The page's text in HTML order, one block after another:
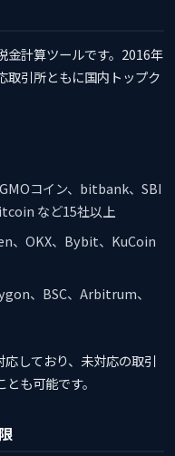
金計算ツールです。2016年
取引所ともに国内トップク
コイン、bitbank、SBI
など15社以上
、OKX、Bybit、KuCoin
、BSC、Arbitrum、
しており、未対応の取引
も可能です。